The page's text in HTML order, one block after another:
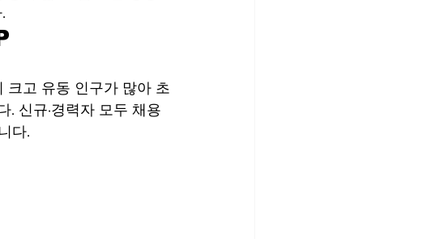
크고 유동 인구가 많아 초
. 신규·경력자 모두 채용
다.